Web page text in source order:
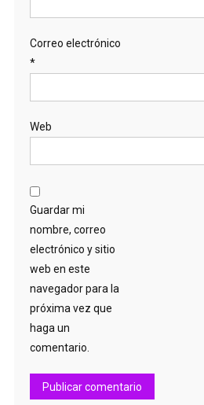
Correo electrónico
*
Web
Guardar mi
nombre, correo
electrónico y sitio
web en este
navegador para la
próxima vez que
haga un
comentario.